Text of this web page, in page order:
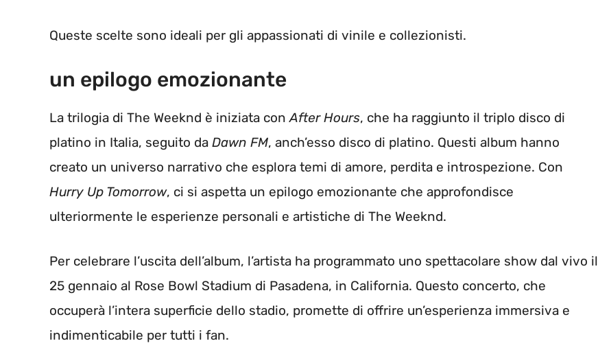
Queste scelte sono ideali per gli appassionati di vinile e collezionisti.
un epilogo emozionante
La trilogia di The Weeknd è iniziata conAfter Hours, che ha raggiunto il triplo disco di
platino in Italia, seguito da Dawn FM, anch’esso disco di platino. Questi album hanno
creato un universo narrativo che esplora temi di amore, perdita e introspezione. Con
Hurry Up Tomorrow, ci si aspetta un epilogo emozionante che approfondisce
ulteriormente le esperienze personali e artistiche di The Weeknd.
Per celebrare l’uscita dell’album, l’artista ha programmato uno spettacolare show dal vivo il
25 gennaio al Rose Bowl Stadium di Pasadena, in California. Questo concerto, che
occuperà l’intera superficie dello stadio, promette di offrire un’esperienza immersiva e
indimenticabile per tutti i fan.